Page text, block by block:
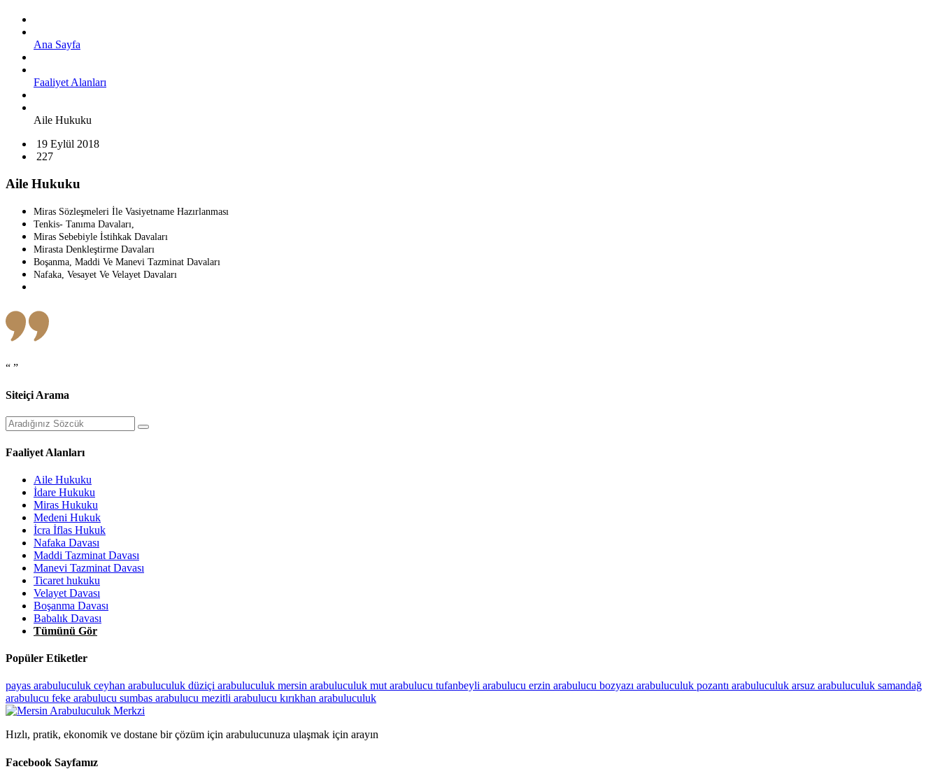
Ana Sayfa
Faaliyet Alanları
Aile Hukuku
19 Eylül 2018
227
Aile Hukuku
Miras Sözleşmeleri İle Vasiyetname Hazırlanması
Tenkis- Tanıma Davaları,
Miras Sebebiyle İstihkak Davaları
Mirasta Denkleştirme Davaları
Boşanma, Maddi Ve Manevi Tazminat Davaları
Nafaka, Vesayet Ve Velayet Davaları
“ ”
Siteiçi Arama
Faaliyet Alanları
Aile Hukuku
İdare Hukuku
Miras Hukuku
Medeni Hukuk
İcra İflas Hukuk
Nafaka Davası
Maddi Tazminat Davası
Manevi Tazminat Davası
Ticaret hukuku
Velayet Davası
Boşanma Davası
Babalık Davası
Tümünü Gör
Popüler Etiketler
payas arabuluculuk ceyhan arabuluculuk düziçi arabuluculuk mersin arabuluculuk mut arabulucu tufanbeyli arabulucu erzin arabulucu bozyazı arabuluculuk pozantı arabuluculuk arsuz arabuluculuk samandağ
arabulucu feke arabulucu sumbas arabulucu mezitli arabulucu kırıkhan arabuluculuk
Hızlı, pratik, ekonomik ve dostane bir çözüm için arabulucunuza ulaşmak için arayın
Facebook Sayfamız